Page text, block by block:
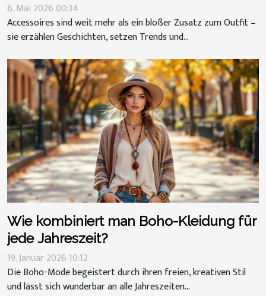
6. Mai 2026 00:34
Accessoires sind weit mehr als ein bloßer Zusatz zum Outfit –
sie erzählen Geschichten, setzen Trends und...
Wie kombiniert man Boho-Kleidung für
jede Jahreszeit?
19. Januar 2026 10:12
Die Boho-Mode begeistert durch ihren freien, kreativen Stil
und lässt sich wunderbar an alle Jahreszeiten...